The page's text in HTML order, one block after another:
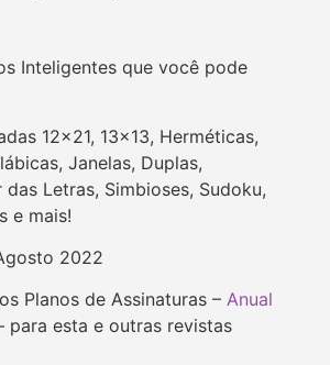
Inteligentes que você pode
12×21, 13×13, Herméticas,
Janelas, Duplas,
das Letras, Simbioses, Sudoku,
e mais!
2022
Planos de Assinaturas – Anual
para esta e outras revistas